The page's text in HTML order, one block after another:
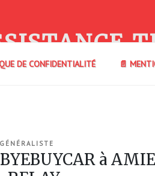
DE CONFIDENTIALITÉ 📄
à